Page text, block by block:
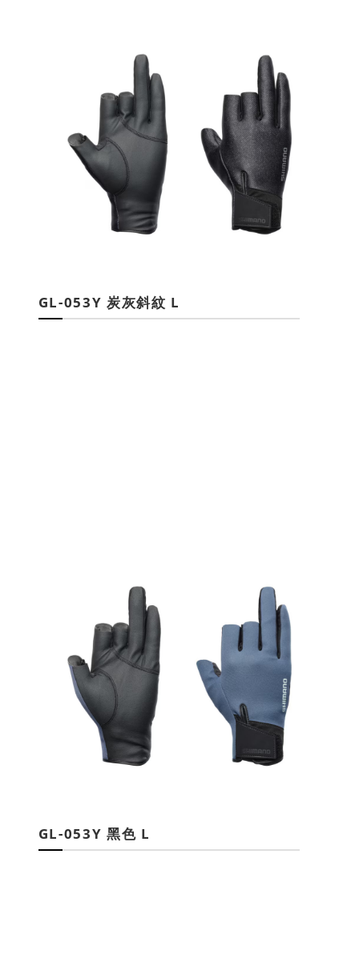
GL-053Y 炭灰斜紋 L
GL-053Y 黑色 L